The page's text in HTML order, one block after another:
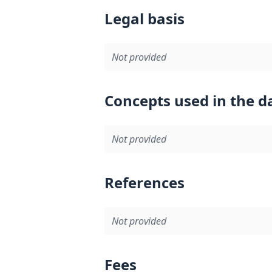
Legal basis
Not provided
Concepts used in the
Not provided
References
Not provided
Fees